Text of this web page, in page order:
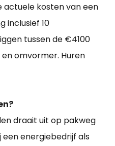
actuele kosten van een
inclusief 10
tussen de €4100
omvormer. Huren
draait uit op pakweg
een energiebedrijf als